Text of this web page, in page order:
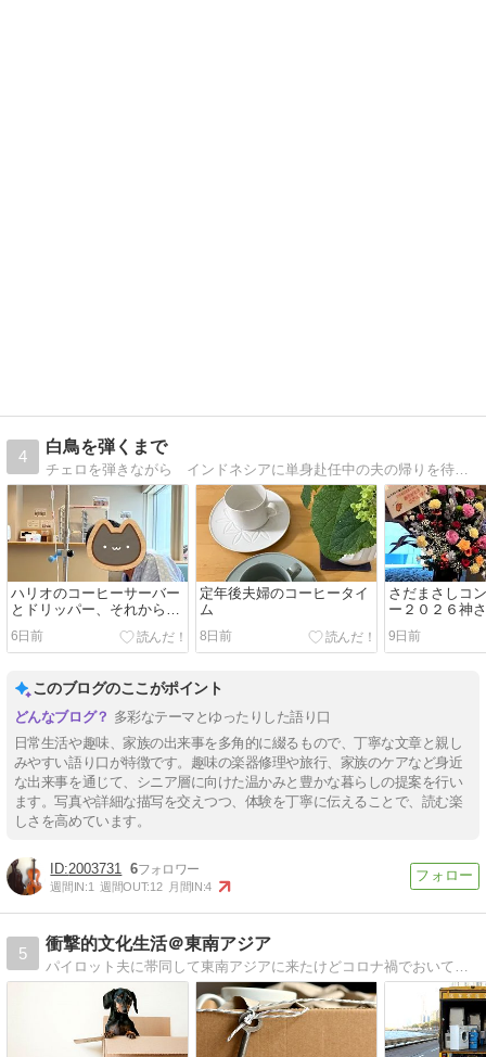
4
白鳥を弾くまで
チェロを弾きながら インドネシアに単身赴任中の夫の帰りを待つ妻のシンプルライフ**チェロ・料理・お片付け･ヨガのことなどを綴っています**
ハリオのコーヒーサーバー
とドリッパー、それから夫
の入院
6日前
定年後夫婦のコーヒータイ
ム
8日前
さだまさしコ
ー２０２６神
おり～行って
9日前
このブログのここがポイント
多彩なテーマとゆったりした語り口
日常生活や趣味、家族の出来事を多角的に綴るもので、丁寧な文章と親し
みやすい語り口が特徴です。趣味の楽器修理や旅行、家族のケアなど身近
な出来事を通じて、シニア層に向けた温かみと豊かな暮らしの提案を行い
ます。写真や詳細な描写を交えつつ、体験を丁寧に伝えることで、読む楽
しさを高めています。
2003731 6
週間IN:1 週間OUT:12 月間IN:4
5
衝撃的文化生活＠東南アジア
パイロット夫に帯同して東南アジアに来たけどコロナ禍でおいてきぼり！くろまめのやさぐれ生活